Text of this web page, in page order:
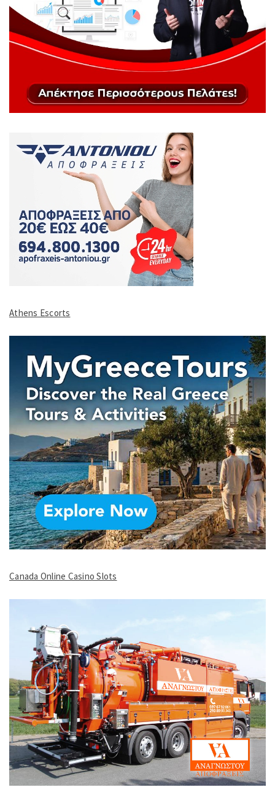
Athens Escorts
Canada Online Casino Slots